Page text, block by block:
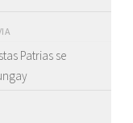
Patrias se